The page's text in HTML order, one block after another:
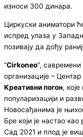
износи 300 динара.
Циркуски аниматори
испред улаза у
позивају да дођу
“Cirkoneo”,
организације –
Креативни погон,
популаризацији и
Новосађанима је
Бре који је настао
Сад 2021 и плод је